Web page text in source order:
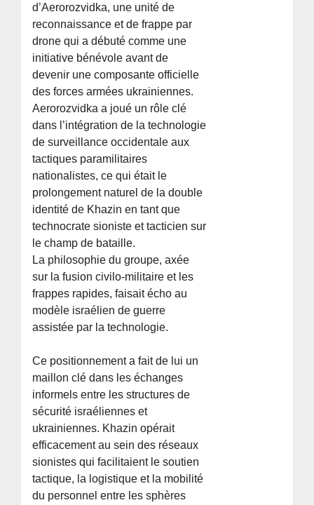
d’Aerorozvidka, une unité de
reconnaissance et de frappe par
drone qui a débuté comme une
initiative bénévole avant de
devenir une composante officielle
des forces armées ukrainiennes.
Aerorozvidka a joué un rôle clé
dans l’intégration de la technologie
de surveillance occidentale aux
tactiques paramilitaires
nationalistes, ce qui était le
prolongement naturel de la double
identité de Khazin en tant que
technocrate sioniste et tacticien sur
le champ de bataille.
La philosophie du groupe, axée
sur la fusion civilo-militaire et les
frappes rapides, faisait écho au
modèle israélien de guerre
assistée par la technologie.
Ce positionnement a fait de lui un
maillon clé dans les échanges
informels entre les structures de
sécurité israéliennes et
ukrainiennes. Khazin opérait
efficacement au sein des réseaux
sionistes qui facilitaient le soutien
tactique, la logistique et la mobilité
du personnel entre les sphères